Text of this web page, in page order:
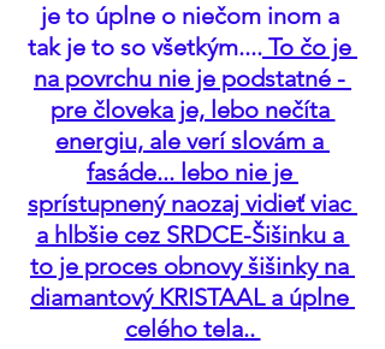
je to úplne o niečom inom a
tak je to so všetkým.... To čo je
na povrchu nie je podstatné -
pre človeka je, lebo nečíta
energiu, ale verí slovám a
fasáde... lebo nie je
sprístupnený naozaj vidieť viac
a hlbšie cez SRDCE-Šišinku a
to je proces obnovy šišinky na
diamantový KRISTAAL a úplne
celého tela..